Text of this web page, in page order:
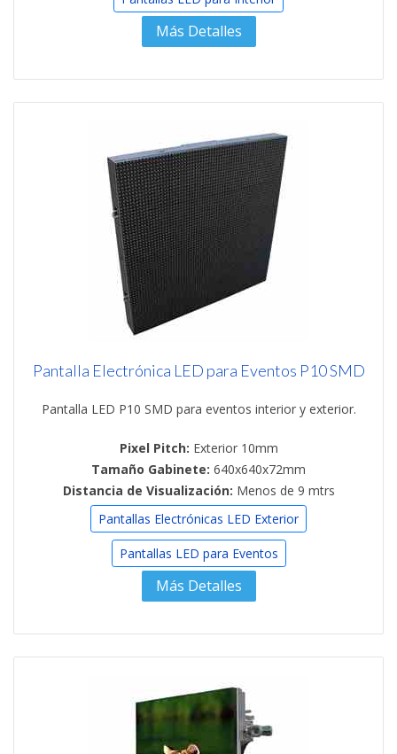
Más Detalles
Pantalla Electrónica LED para Eventos P10 SMD
Pantalla LED P10 SMD para eventos interior y exterior.
Pixel Pitch: Exterior 10mm
Tamaño Gabinete: 640x640x72mm
Distancia de Visualización: Menos de 9 mtrs
Pantallas Electrónicas LED Exterior
Pantallas LED para Eventos
Más Detalles